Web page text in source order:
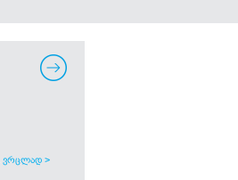
ვრცლად >